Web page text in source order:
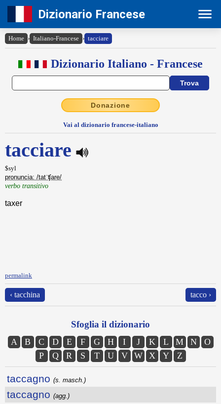
Dizionario Francese
Home › Italiano-Francese › tacciare
Dizionario Italiano - Francese
Donazione
Vai al dizionario francese-italiano
tacciare
$syl
pronuncia: /tatˈʧare/
verbo transitivo
taxer
permalink
‹ tacchina tacco ›
Sfoglia il dizionario
A B C D E F G H I J K L M N
O
P
Q R S T U V W X Y Z
taccagno (s. masch.)
taccagno (agg.)